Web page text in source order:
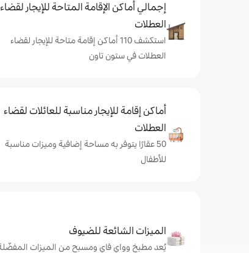
إجمالي أماكن الإقامة المتاحة للإيجار لقضاء
العطلات
استكشف 110 أماكن إقامة متاحة للإيجار لقضاء
العطلات في ستون تاون
أماكن إقامة للإيجار مناسبة للعائلات لقضاء
العطلات
50 عقارًا يتوفر به مساحة إضافية وميزات مناسبة
للأطفال
الميزات الشائعة للضيوف
يُعد مطبخ وواي فاي ومسبح من الميزات المفضّلة